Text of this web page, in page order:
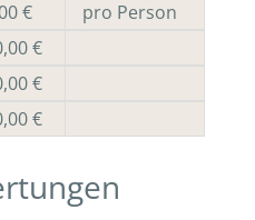
€
pro Person
€
€
€